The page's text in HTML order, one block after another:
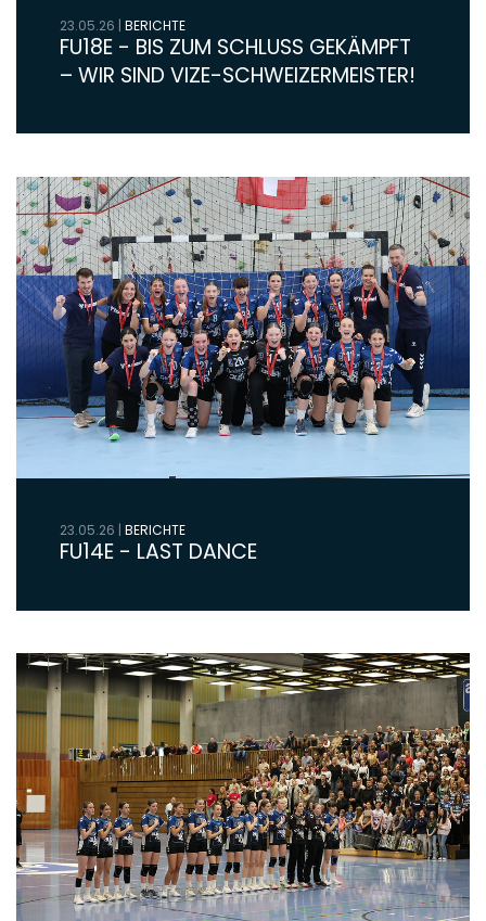
23.05.26 | BERICHTE
FU18E - BIS ZUM SCHLUSS GEKÄMPFT
– WIR SIND VIZE-SCHWEIZERMEISTER!
23.05.26 BERICHTE
FU14E - LAST DANCE